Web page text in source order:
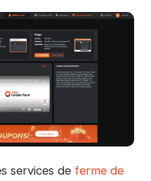
services de ferme de